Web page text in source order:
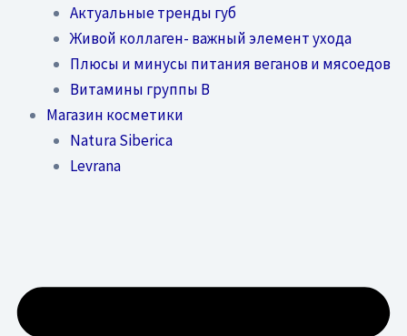
Актуальные тренды губ
Живой коллаген- важный элемент ухода
Плюсы и минусы питания веганов и мясоедов
Витамины группы В
Магазин косметики
Natura Siberica
Levrana